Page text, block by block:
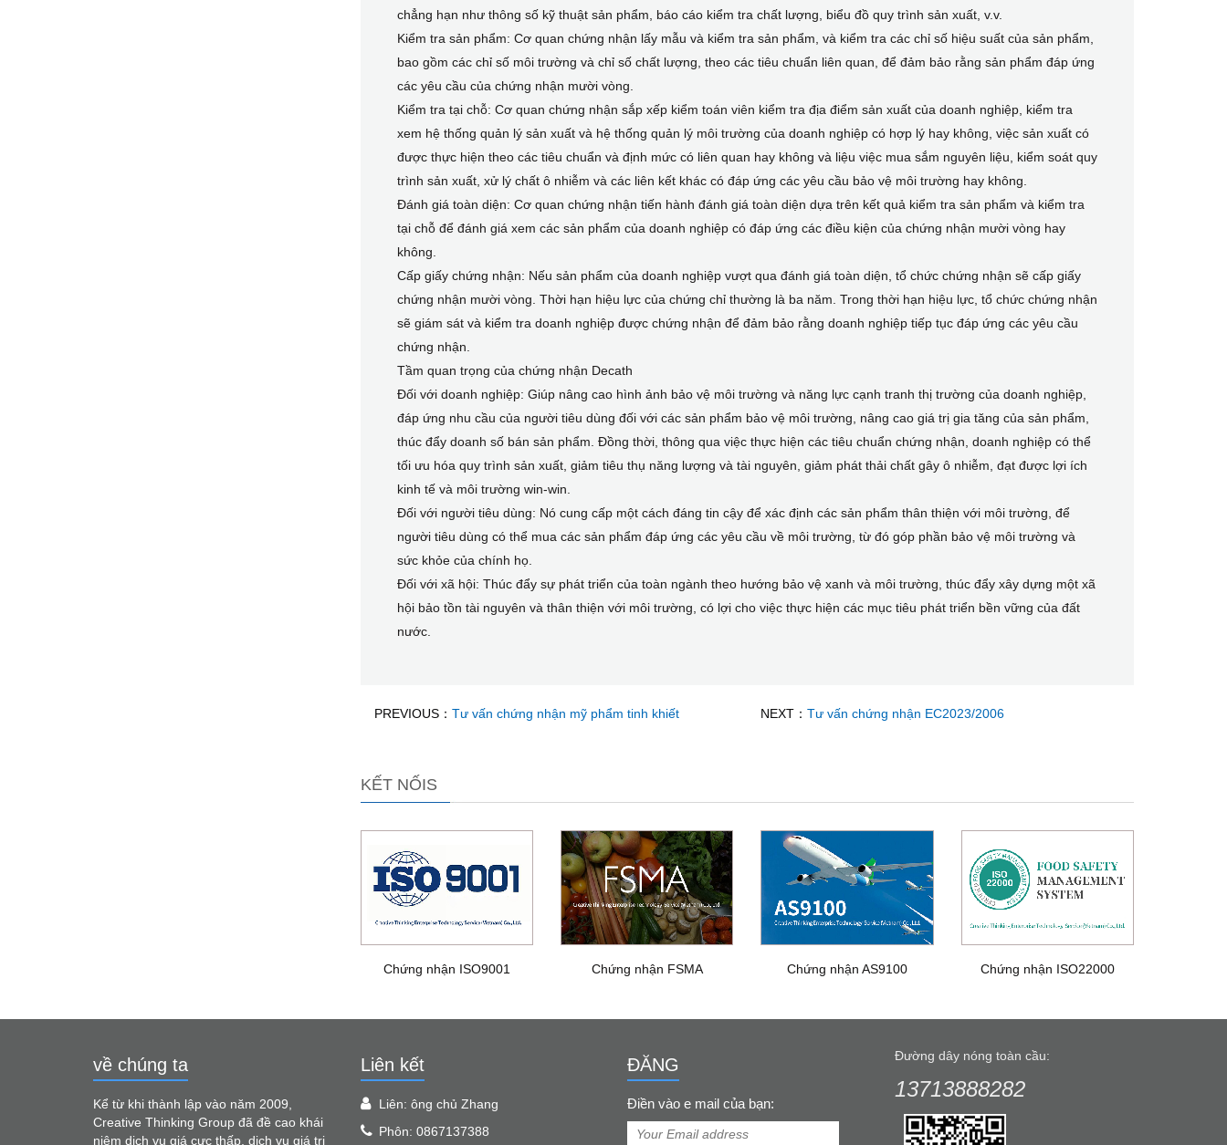
chẳng hạn như thông số kỹ thuật sản phẩm, báo cáo kiểm tra chất lượng, biểu đồ quy trình sản xuất, v.v.
Kiểm tra sản phẩm: Cơ quan chứng nhận lấy mẫu và kiểm tra sản phẩm, và kiểm tra các chỉ số hiệu suất của sản phẩm,
bao gồm các chỉ số môi trường và chỉ số chất lượng, theo các tiêu chuẩn liên quan, để đảm bảo rằng sản phẩm đáp ứng
các yêu cầu của chứng nhận mười vòng.
Kiểm tra tại chỗ: Cơ quan chứng nhận sắp xếp kiểm toán viên kiểm tra địa điểm sản xuất của doanh nghiệp, kiểm tra
xem hệ thống quản lý sản xuất và hệ thống quản lý môi trường của doanh nghiệp có hợp lý hay không, việc sản xuất có
được thực hiện theo các tiêu chuẩn và định mức có liên quan hay không và liệu việc mua sắm nguyên liệu, kiểm soát quy
trình sản xuất, xử lý chất ô nhiễm và các liên kết khác có đáp ứng các yêu cầu bảo vệ môi trường hay không.
Đánh giá toàn diện: Cơ quan chứng nhận tiến hành đánh giá toàn diện dựa trên kết quả kiểm tra sản phẩm và kiểm tra
tại chỗ để đánh giá xem các sản phẩm của doanh nghiệp có đáp ứng các điều kiện của chứng nhận mười vòng hay
không.
Cấp giấy chứng nhận: Nếu sản phẩm của doanh nghiệp vượt qua đánh giá toàn diện, tổ chức chứng nhận sẽ cấp giấy
chứng nhận mười vòng. Thời hạn hiệu lực của chứng chỉ thường là ba năm. Trong thời hạn hiệu lực, tổ chức chứng nhận
sẽ giám sát và kiểm tra doanh nghiệp được chứng nhận để đảm bảo rằng doanh nghiệp tiếp tục đáp ứng các yêu cầu
chứng nhận.
Tầm quan trọng của chứng nhận Decath
Đối với doanh nghiệp: Giúp nâng cao hình ảnh bảo vệ môi trường và năng lực cạnh tranh thị trường của doanh nghiệp,
đáp ứng nhu cầu của người tiêu dùng đối với các sản phẩm bảo vệ môi trường, nâng cao giá trị gia tăng của sản phẩm,
thúc đẩy doanh số bán sản phẩm. Đồng thời, thông qua việc thực hiện các tiêu chuẩn chứng nhận, doanh nghiệp có thể
tối ưu hóa quy trình sản xuất, giảm tiêu thụ năng lượng và tài nguyên, giảm phát thải chất gây ô nhiễm, đạt được lợi ích
kinh tế và môi trường win-win.
Đối với người tiêu dùng: Nó cung cấp một cách đáng tin cậy để xác định các sản phẩm thân thiện với môi trường, để
người tiêu dùng có thể mua các sản phẩm đáp ứng các yêu cầu về môi trường, từ đó góp phần bảo vệ môi trường và
sức khỏe của chính họ.
Đối với xã hội: Thúc đẩy sự phát triển của toàn ngành theo hướng bảo vệ xanh và môi trường, thúc đẩy xây dựng một xã
hội bảo tồn tài nguyên và thân thiện với môi trường, có lợi cho việc thực hiện các mục tiêu phát triển bền vững của đất
nước.
PREVIOUS： Tư vấn chứng nhận mỹ phẩm tinh khiết NEXT：Tư vấn chứng nhận EC2023/2006
KẾT NỐIS
Chứng nhận ISO9001 Chứng nhận FSMA Chứng nhận AS9100 Chứng nhận ISO22000
về chúng ta
Kể từ khi thành lập vào năm 2009,
Creative Thinking Group đã đề cao khái
niệm dịch vụ giá cực thấp, dịch vụ giá trị
Liên kết
Liên: ông chủ Zhang
Phôn: 0867137388
ĐĂNG
Điền vào e mail của bạn:
Đường dây nóng toàn cầu:
13713888282